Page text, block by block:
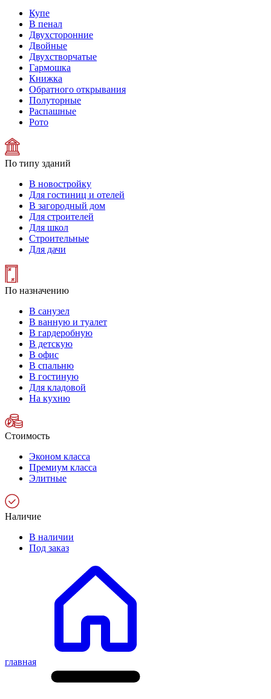
Купе
В пенал
Двухсторонние
Двойные
Двухстворчатые
Гармошка
Книжка
Обратного открывания
Полуторные
Распашные
Рото
По типу зданий
В новостройку
Для гостиниц и отелей
В загородный дом
Для строителей
Для школ
Строительные
Для дачи
По назначению
В санузел
В ванную и туалет
В гардеробную
В детскую
В офис
В спальню
В гостиную
Для кладовой
На кухню
Стоимость
Эконом класса
Премиум класса
Элитные
Наличие
В наличии
Под заказ
главная